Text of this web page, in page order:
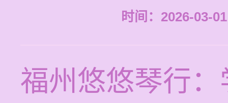
时间：2026-03-
福州悠悠琴行